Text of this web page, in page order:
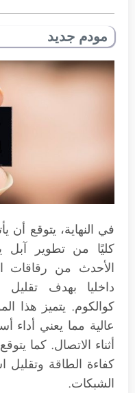
مودم جديد
الأحدث من رقاقات
داخليا بهدف
عالية مما يعني أداء
أثناء الاتصال. كما
كفاءة الطاقة وتقليل
الشبكات.